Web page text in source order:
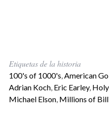
Etiquetas de la historia
100's of 1000's,American
Adrian Koch, Eric Earley,
Michael Elson, Millions of